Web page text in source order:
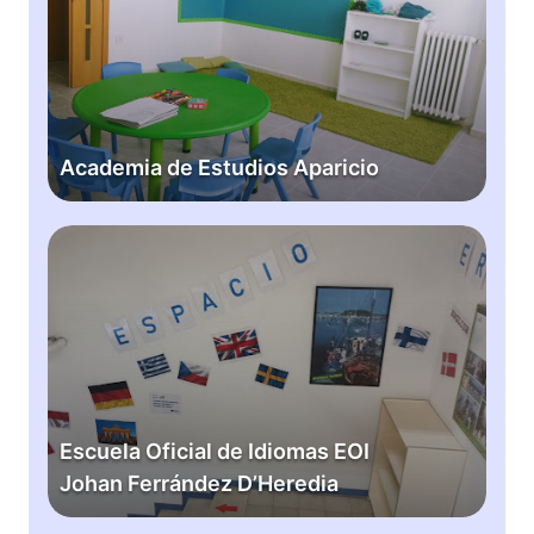
Academia de Estudios Aparicio
i
a
d
e
s
i
s
A
a
Escuela Oficial de Idiomas EOI
Johan Ferrández D’Heredia
E
e
a
O
i